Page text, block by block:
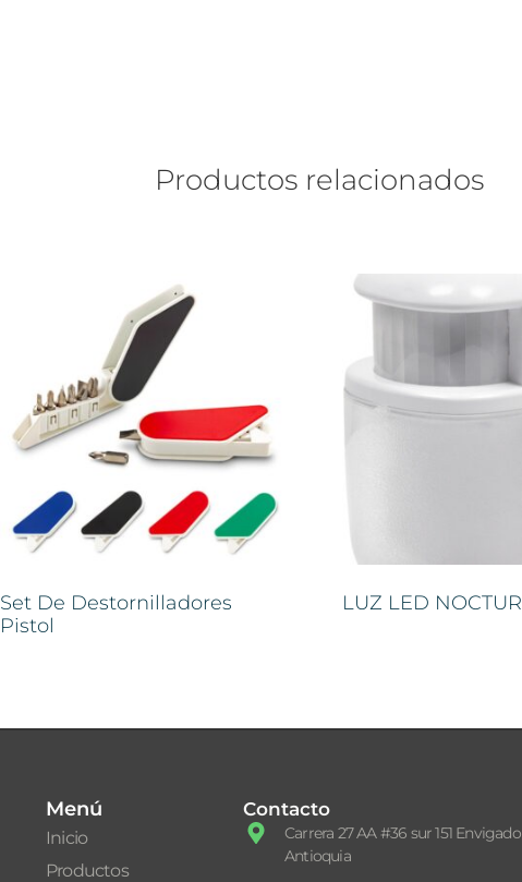
Productos relacionados
Set De Destornilladores
Pistol
LUZ LED
Menú
Inicio
Productos
Contacto
Carrera 27 AA #36 sur 151
Antioquia